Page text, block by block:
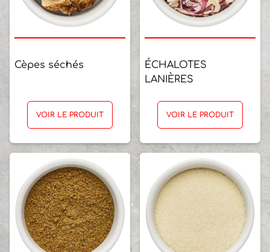
Cèpes séchés
VOIR LE PRODUIT
ÉCHALOTES
LANIÈRES
VOIR LE PRODUIT